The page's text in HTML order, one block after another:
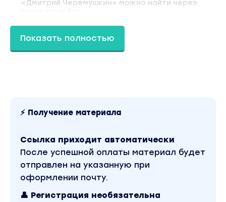
«Дмитрий Черемушкин» можно найти через
Показать полностью
⚡ Получение материала
Ссылка приходит автоматически
После успешной оплаты материал будет
отправлен на указанную при
оформлении почту.
👤 Регистрация необязательна